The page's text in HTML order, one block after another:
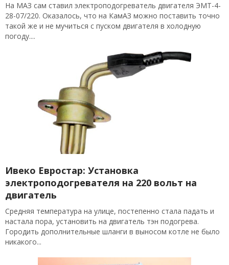
На МАЗ сам ставил электроподогреватель двигателя ЭМТ-4-
28-07/220. Оказалось, что на КамАЗ можно поставить точно
такой же и не мучиться с пуском двигателя в холодную
погоду....
Ивеко Евростар: Установка
электроподогревателя на 220 вольт на
двигатель
Средняя температура на улице, постепенно стала падать и
настала пора, установить на двигатель тэн подогрева.
Городить дополнительные шланги в выносом котле не было
никакого...